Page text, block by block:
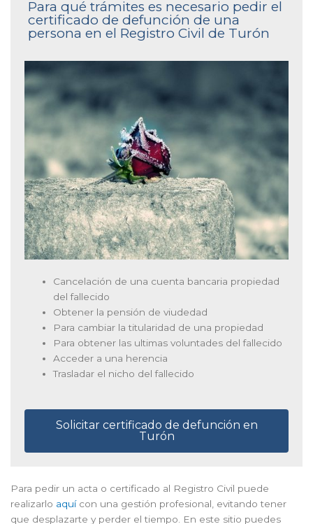
Para qué trámites es necesario pedir el
certificado de defunción de una
persona en el Registro Civil de Turón
Cancelación de una cuenta bancaria propiedad
del fallecido
Obtener la pensión de viudedad
Para cambiar la titularidad de una propiedad
Para obtener las ultimas voluntades del fallecido
Acceder a una herencia
Trasladar el nicho del fallecido
Solicitar certificado de defunción en
Turón
Para pedir un acta o certificado al Registro Civil puede
realizarlo aquícon una gestión profesional, evitando tener
que desplazarte y perder el tiempo. En este sitio puedes